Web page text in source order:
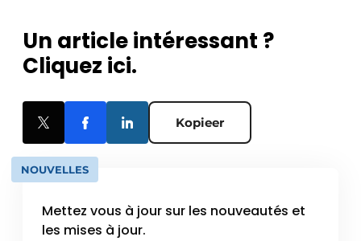
Un article intéressant ?
Cliquez ici.
Kopieer
NOUVELLES
Mettez vous à jour sur les nouveautés et
les mises à jour.